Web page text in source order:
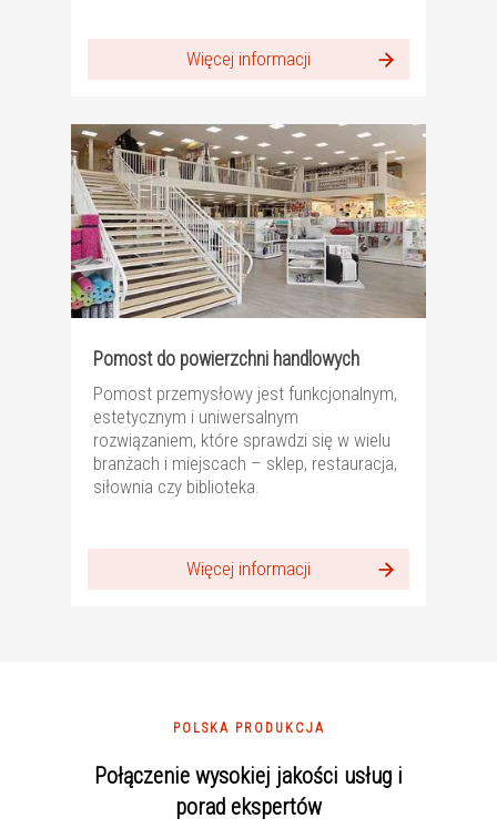
Więcej informacji
Pomost do powierzchni handlowych
Pomost przemysłowy jest funkcjonalnym,
estetycznym i uniwersalnym
rozwiązaniem, które sprawdzi się w wielu
branżach i miejscach – sklep, restauracja,
siłownia czy biblioteka.
Więcej informacji
POLSKA PRODUKCJA
Połączenie wysokiej jakości usług i
porad ekspertów